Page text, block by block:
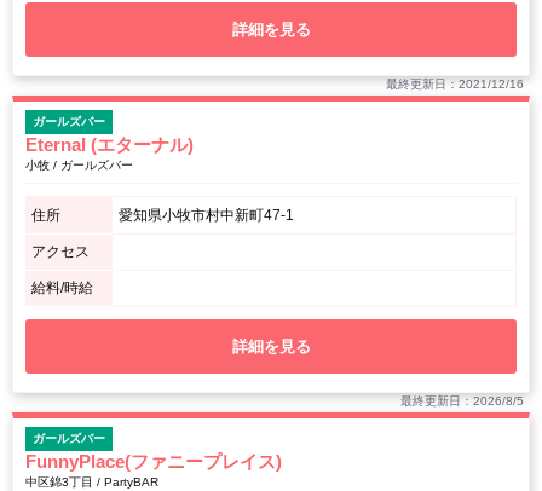
詳細を見る
最終更新日：2021/12/16
ガールズバー
Eternal (エターナル)
小牧 / ガールズバー
住所 愛知県小牧市村中新町47-1
アクセス
給料/時給
詳細を見る
最終更新日：2026/8/5
ガールズバー
FunnyPlace(ファニープレイス)
中区錦3丁目 / PartyBAR